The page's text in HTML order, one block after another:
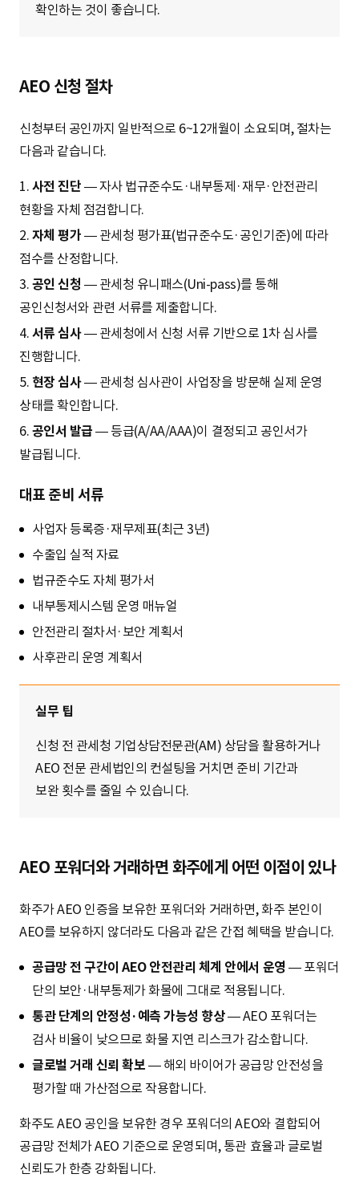
확인하는 것이 좋습니다.
AEO 신청 절차
신청부터 공인까지 일반적으로 6~12개월이 소요되며, 절차는
다음과 같습니다.
1. 사전 진단 — 자사 법규준수도·내부통제·재무·안전관리
현황을 자체 점검합니다.
2. 자체 평가 — 관세청 평가표(법규준수도·공인기준)에 따라
점수를 산정합니다.
3. 공인 신청 — 관세청 유니패스(Uni-pass)를 통해
공인신청서와 관련 서류를 제출합니다.
4. 서류 심사— 관세청에서 신청 서류 기반으로 1차 심사를
진행합니다.
5. 현장 심사— 관세청 심사관이 사업장을 방문해 실제 운영
상태를 확인합니다.
6. 공인서 발급 — 등급(A/AA/AAA)이 결정되고 공인서가
발급됩니다.
대표 준비 서류
사업자 등록증·재무제표(최근 3년)
수출입 실적 자료
법규준수도 자체 평가서
내부통제시스템 운영 매뉴얼
안전관리 절차서·보안 계획서
사후관리 운영 계획서
실무 팁
신청 전 관세청 기업상담전문관(AM) 상담을 활용하거나
AEO 전문 관세법인의 컨설팅을 거치면 준비 기간과
보완 횟수를 줄일 수 있습니다.
AEO 포워더와 거래하면 화주에게 어떤 이점이 있나
화주가 AEO 인증을 보유한 포워더와 거래하면, 화주 본인이
AEO를 보유하지 않더라도 다음과 같은 간접 혜택을 받습니다.
공급망 전 구간이 AEO 안전관리 체계 안에서 운영 — 포워더
단의 보안·내부통제가 화물에 그대로 적용됩니다.
통관 단계의 안정성·예측 가능성 향상— AEO 포워더는
검사 비율이 낮으므로 화물 지연 리스크가 감소합니다.
글로벌 거래 신뢰 확보 — 해외 바이어가 공급망 안전성을
평가할 때 가산점으로 작용합니다.
화주도 AEO 공인을 보유한 경우 포워더의 AEO와 결합되어
공급망 전체가 AEO 기준으로 운영되며, 통관 효율과 글로벌
신뢰도가 한층 강화됩니다.